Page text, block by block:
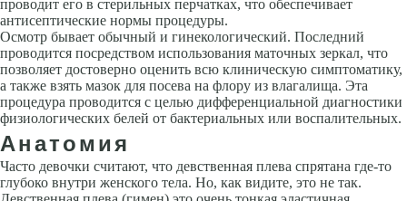
проводит его в стерильных перчатках, что обеспечивает
антисептические нормы процедуры.
Осмотр бывает обычный и гинекологический. Последний
проводится посредством использования маточных зеркал, что
позволяет достоверно оценить всю клиническую симптоматику,
а также взять мазок для посева на флору из влагалища. Эта
процедура проводится с целью дифференциальной диагностики
физиологических белей от бактериальных или воспалительных.
Анатомия
Часто девочки считают, что девственная плева спрятана где-то
глубоко внутри женского тела. Но, как видите, это не так.